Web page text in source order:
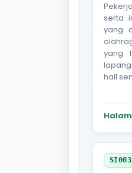
serta
yang
yang
hall
SI003